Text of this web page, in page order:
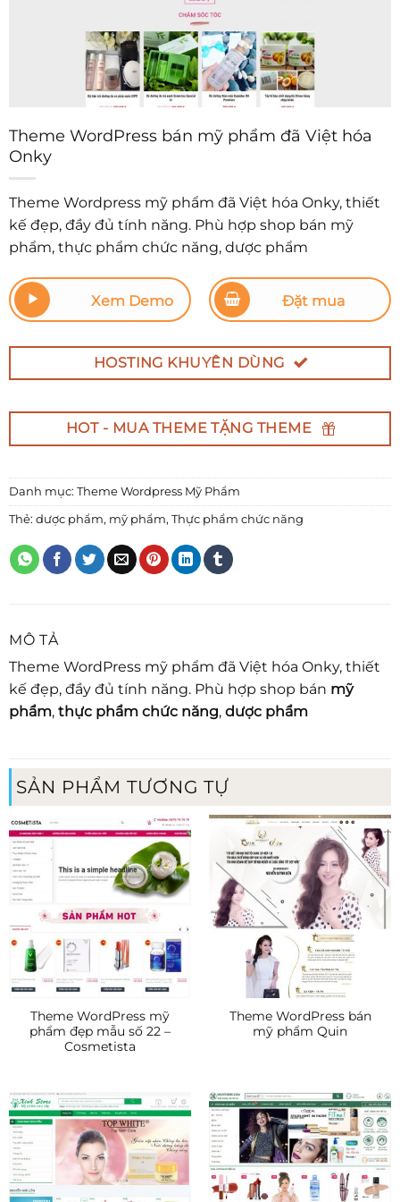
Theme WordPress bán mỹ phẩm đã Việt hóa
Onky
Theme Wordpress mỹ phẩm đã Việt hóa Onky, thiết
kế đẹp, đầy đủ tính năng. Phù hợp shop bán mỹ
phẩm, thực phẩm chức năng, dược phẩm
Xem Demo Đặt mua
HOSTING KHUYÊN DÙNG
HOT - MUA THEME TẶNG THEME
Danh mục: Theme Wordpress Mỹ Phẩm
Thẻ: dược phẩm, mỹ phẩm, Thực phẩm chức năng
MÔ TẢ
Theme WordPress mỹ phẩm đã Việt hóa Onky, thiết
kế đẹp, đầy đủ tính năng. Phù hợp shop bán mỹ
phẩm, thực phẩm chức năng, dược phẩm
SẢN PHẨM TƯƠNG TỰ
Theme WordPress mỹ
phẩm đẹp mẫu số 22 –
Cosmetista
Theme WordPress bán
mỹ phẩm Quin